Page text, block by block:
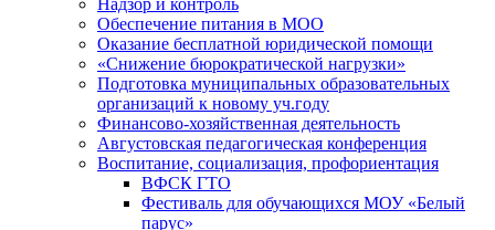
Надзор и контроль
Обеспечение питания в МОО
Оказание бесплатной юридической помощи
«Снижение бюрократической нагрузки»
Подготовка муниципальных образовательных
организаций к новому уч.году
Финансово-хозяйственная деятельность
Августовская педагогическая конференция
Воспитание, социализация, профориентация
ВФСК ГТО
Фестиваль для обучающихся МОУ «Белый
парус»